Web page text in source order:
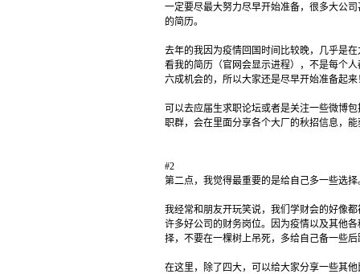
一定要尽最大努力尽早开始准备，很多大公
的简历。
去年的我因为疫情回国时间比较晚，几乎是
看我的简历（官网会显示进程），不是每个
六成机会的，所以大家还是尽早开始准备起来
可以去应届生求职论坛或者是关注一些微博
职群，会在里面分享各个大厂的秋招信息，
#2
第二点，我觉得最重要的是给自己多一些选择
我经常和朋友开玩笑说，我们学财会的好像
许多好公司的财务岗位。因为疫情以及其他
择，不要在一棵树上吊死，多给自己备一些
在这里，除了四大，可以给大家分享一些其